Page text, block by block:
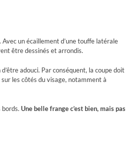
un écaillement d’une touffe latérale
être dessinés et arrondis.
adouci. Par conséquent, la coupe doit
les côtés du visage, notamment à
Une belle frange c’est bien, mais pas